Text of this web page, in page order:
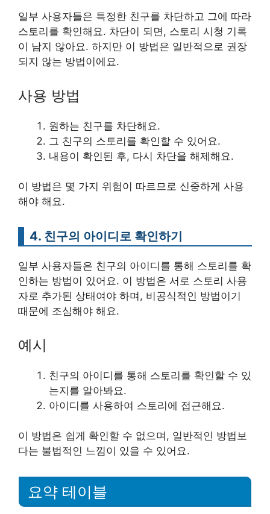
일부 사용자들은 특정한 친구를 차단하고 그에 따라
스토리를 확인해요. 차단이 되면, 스토리 시청 기록
이 남지 않아요. 하지만 이 방법은 일반적으로 권장
되지 않는 방법이에요.
사용 방법
원하는 친구를 차단해요.
그 친구의 스토리를 확인할 수 있어요.
내용이 확인된 후, 다시 차단을 해제해요.
이 방법은 몇 가지 위험이 따르므로 신중하게 사용
해야 해요.
4. 친구의 아이디로 확인하기
일부 사용자들은 친구의 아이디를 통해 스토리를 확
인하는 방법이 있어요. 이 방법은 서로 스토리 사용
자로 추가된 상태여야 하며, 비공식적인 방법이기
때문에 조심해야 해요.
예시
친구의 아이디를 통해 스토리를 확인할 수 있
는지를 알아봐요.
아이디를 사용하여 스토리에 접근해요.
이 방법은 쉽게 확인할 수 없으며, 일반적인 방법보
다는 불법적인 느낌이 있을 수 있어요.
요약 테이블